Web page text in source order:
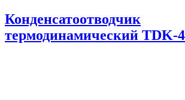
Опубликовано
Конденсатоотводчик
термодинамический TDK-